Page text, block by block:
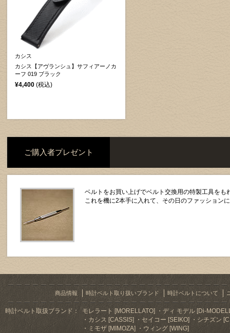
カシス
カシス【アヴランシュ】サフィアーノカ
ーフ 019 ブラック
¥4,400 (税込)
ご購入者プレゼント
ベルトをお買い上げでベルト交換用の特製工具をも
これを機に2本手に入れて、その日のファッション
商品情報 時計ベルト取り扱いブランド 時計ベルトについて
時計ベルト取扱ブランド： モレラート [MORELLATO]
ディ モデル [Di-
カシス [CASSIS]
セイコー [SEIKO]
シチズン
ミモザ [MIMOZA]
ウィング [WING]